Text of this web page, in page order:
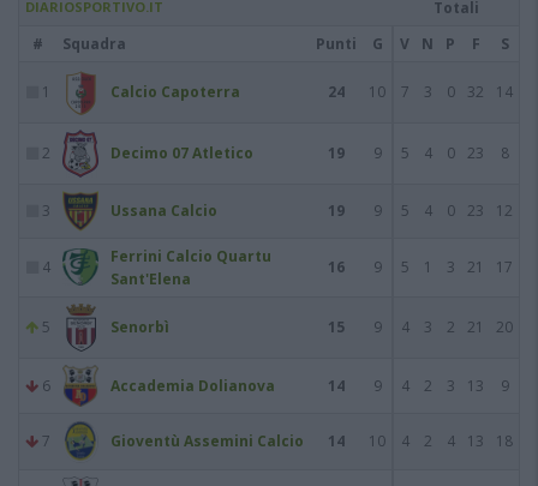
DIARIOSPORTIVO.IT
Totali
#
Squadra Punti G V N P F S
1 Calcio Capoterra 24 10 7 3 0 32 14
2 Decimo 07 Atletico 19 9 5 4 0 23 8
3 Ussana Calcio 19 9 5 4 0 23 12
4
Ferrini Calcio Quartu
Sant'Elena
16 9 5 1 3 21 17
5 Senorbì 15 9 4 3 2 21 20
6 Accademia Dolianova 14 9 4 2 3 13 9
7 Gioventù Assemini Calcio 14 10 4 2 4 13 18